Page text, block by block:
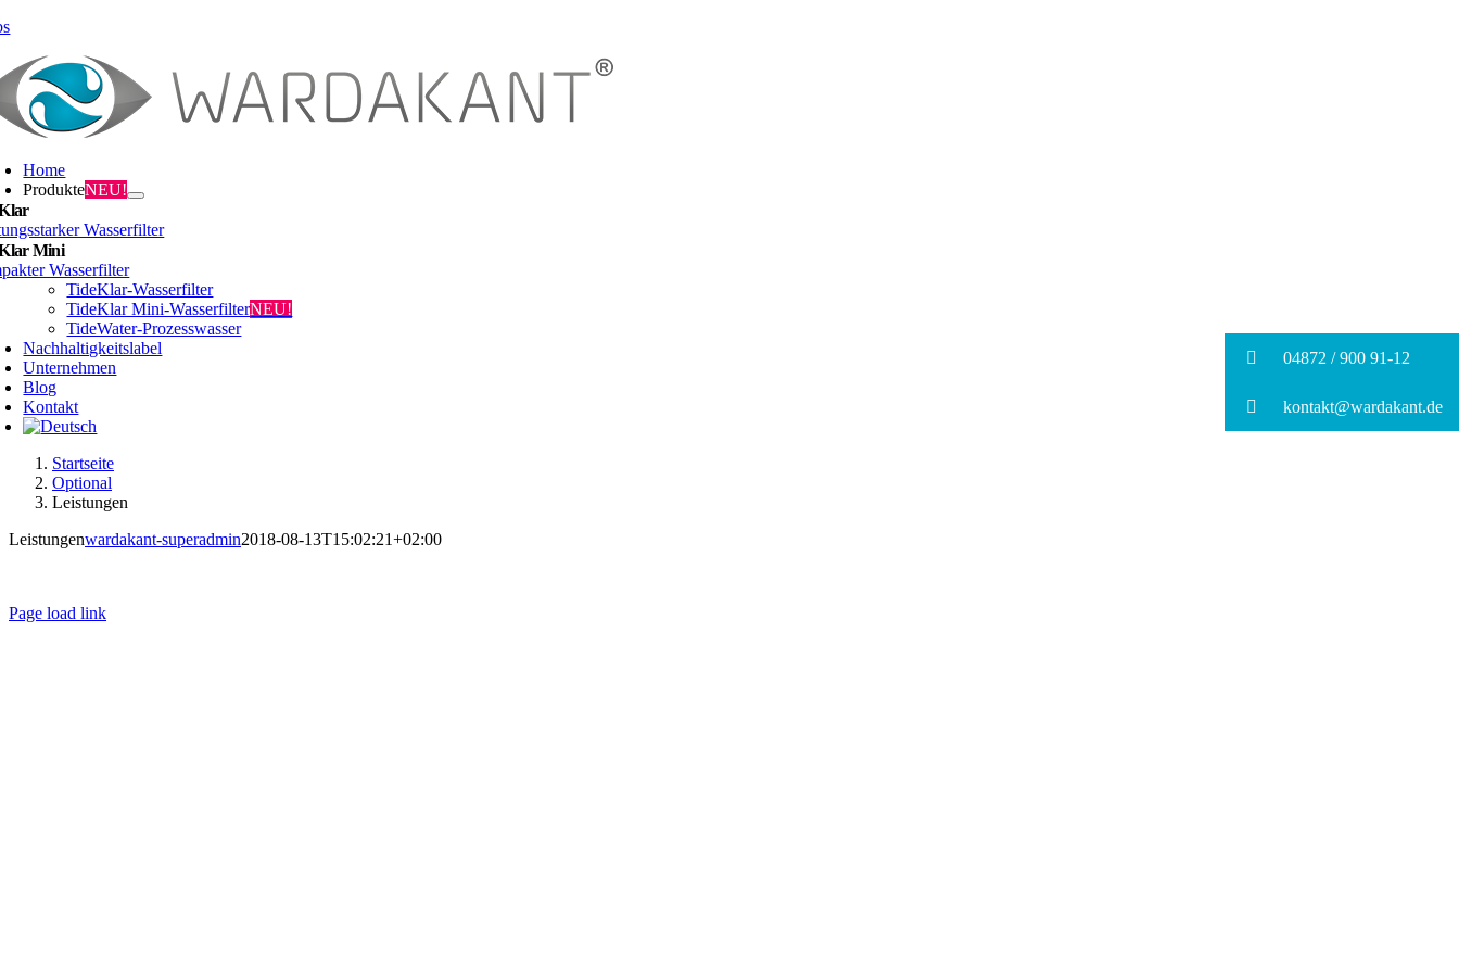
Zum
springen
Home
ProdukteNEU!
Wasserfilter
Mini
Wasserfilter
TideKlar-Wasserfilter
TideKlar Mini-WasserfilterNEU!
TideWater-Prozesswasser
Nachhaltigkeitslabel
Unternehmen
Blog
Kontakt
Startseite
Optional
Leistungen
Leistungenwardakant-superadmin2018-08-13T15:02:21+02:00
Page load link
04872 / 900 91-12
kontakt@wardakant.de